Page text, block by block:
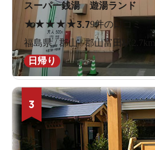
スーパー銭湯 遊湯ランド
★★★★★3.79件の口コミ
福島県 / 郡山 / 郡山富田駅2.7km
日帰り
3